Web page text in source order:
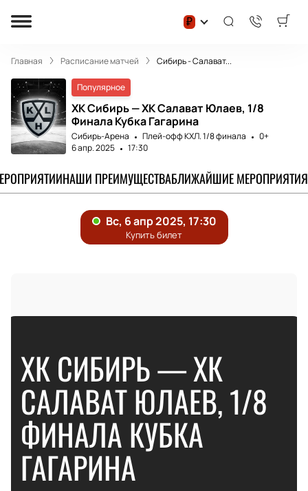
₽
Главная Расписание матчей Сибирь - Салават...
Популярное
ХК Сибирь — ХК Салават Юлаев, 1/8
Финала Кубка Гагарина
Сибирь-Арена Плей-офф КХЛ. 1/8 финала
0+
6 апр. 2025
17:30
НАШИ ПРЕИМУЩЕСТВАБЛИЖАЙШИЕ МЕРОПРИЯТИЯ
ХК СИБИРЬ — ХК
САЛАВАТ ЮЛАЕВ, 1/8
ФИНАЛА КУБКА
ГАГАРИНА